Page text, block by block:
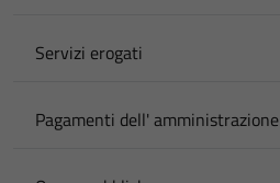
Servizi erogati
Pagamenti dell' amministrazione